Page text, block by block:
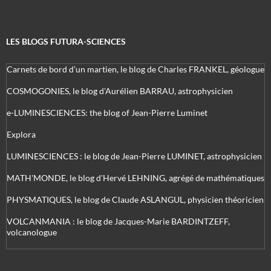
LES BLOGS FUTURA-SCIENCES
Carnets de bord d’un martien, le blog de Charles FRANKEL, géologue
COSMOGONIES, le blog d'Aurélien BARRAU, astrophysicien
e-LUMINESCIENCES: the blog of Jean-Pierre Luminet
Explora
LUMINESCIENCES : le blog de Jean-Pierre LUMINET, astrophysicien
MATH'MONDE, le blog d'Hervé LEHNING, agrégé de mathématiques
PHYSMATIQUES, le blog de Claude ASLANGUL, physicien théoricien
VOLCANMANIA : le blog de Jacques-Marie BARDINTZEFF,
volcanologue